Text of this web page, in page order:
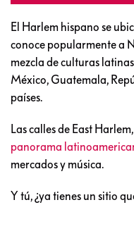
El Harlem hispano se
conoce popularmente a
mezcla de culturas
México, Guatemala,
países.
Las calles de East
panorama
mercados y música.
Y tú, ¿ya tienes un sitio